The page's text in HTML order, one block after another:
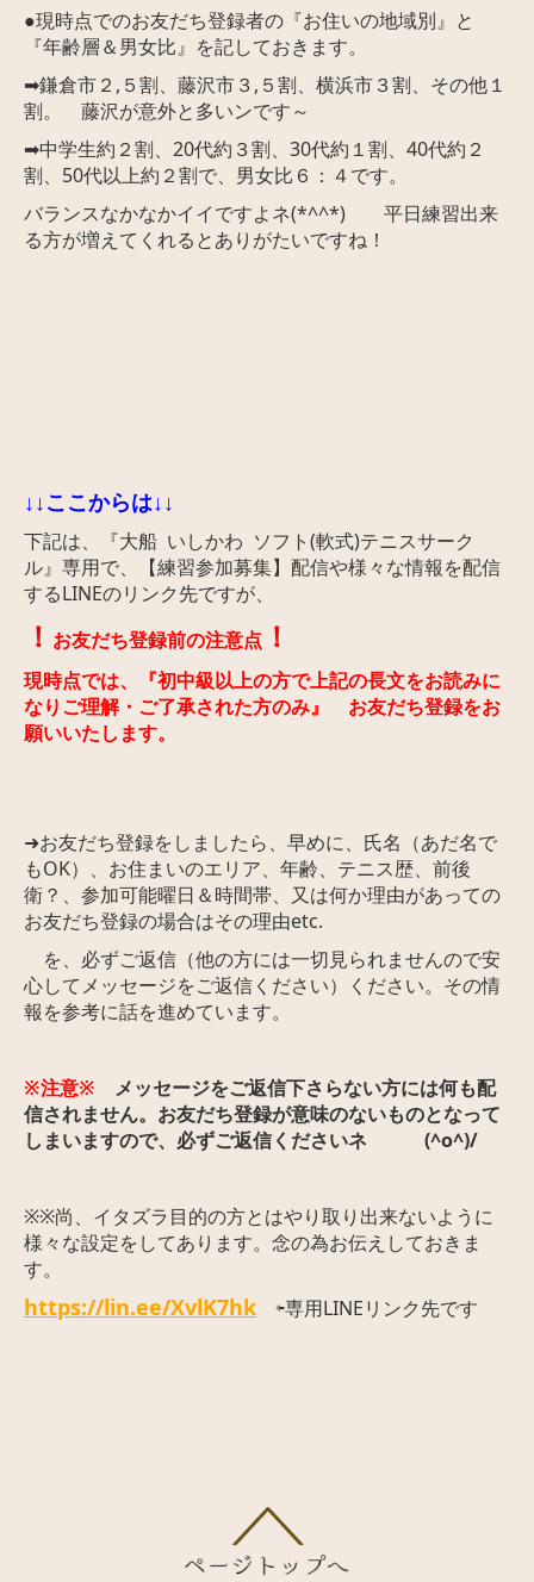
●現時点でのお友だち登録者の『お住いの地域別』と
『年齢層＆男女比』を記しておきます。
➡鎌倉市２,５割、藤沢市３,５割、横浜市３割、その他１
割。 藤沢が意外と多いンです～
➡中学生約２割、20代約３割、30代約１割、40代約２
割、50代以上約２割で、男女比６：４です。
バランスなかなかイイですよネ(*^^*) 平日練習出来
る方が増えてくれるとありがたいですね！
↓↓ここからは↓↓
下記は、『大船 いしかわ ソフト(軟式)テニスサーク
ル』専用で、【練習参加募集】配信や様々な情報を配信
するLINEのリンク先ですが、
！ お友だち登録前の注意点 ！
現時点では、『初中級以上の方で上記の長文をお読みに
なりご理解・ご了承された方のみ』 お友だち登録をお
願いいたします。
➜お友だち登録をしましたら、早めに、氏名（あだ名で
もOK）、お住まいのエリア、年齢、テニス歴、前後
衛？、参加可能曜日＆時間帯、又は何か理由があっての
お友だち登録の場合はその理由etc.
を、必ずご返信 （他の方には一切見られませんので安
心してメッセージをご返信ください）ください。その情
報を参考に話を進めています。
※注意※
メッセージをご返信下さらない方には何も配
信されません。お友だち登録が意味のないものとなって
しまいますので、必ずご返信くださいネ (^o^)/
※※尚、イタズラ目的の方とはやり取り出来ないように
様々な設定をしてあります。念の為お伝えしておきま
す。
https://lin.ee/XvlK7hk ⇦専用LINEリンク先です